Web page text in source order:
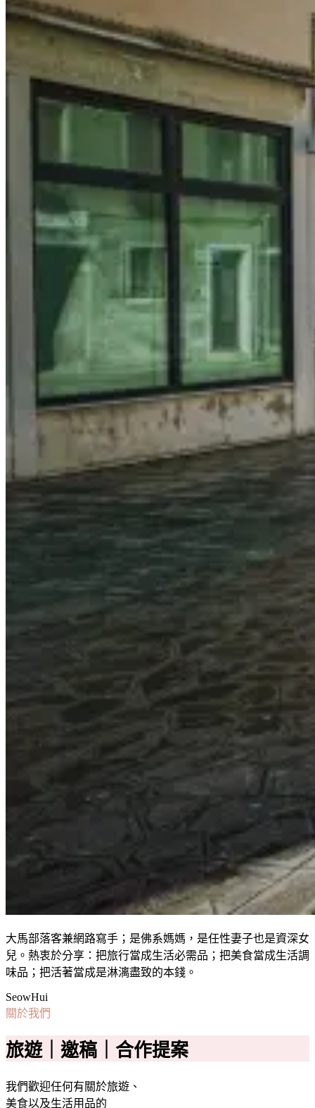
at
KAIJU
Company,
大馬部落客兼網路寫手；是佛系媽媽，是任性妻子也是資深女
兒。熱衷於分享：把旅行當成生活必需品；把美食當成生活調
味品；把活著當成是淋漓盡致的本錢。
SeowHui
關於我們
旅遊｜邀稿｜合作提案
我們歡迎任何有關於旅遊、
美食以及生活用品的